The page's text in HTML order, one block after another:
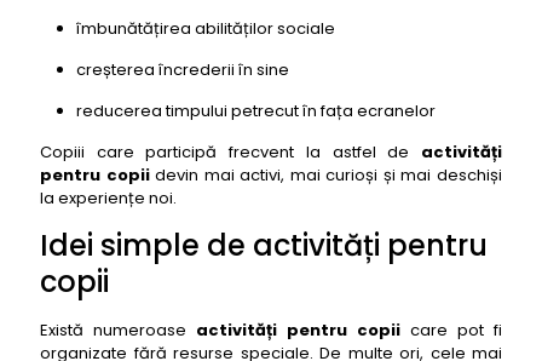
îmbunătățirea abilităților sociale
creșterea încrederii în sine
reducerea timpului petrecut în fața ecranelor
Copiii care participă frecvent la astfel de activități
pentru copiidevin mai activi, mai curioși și mai deschiși
la experiențe noi.
Idei simple de activități pentru
copii
Există numeroase activități pentru copii care pot fi
organizate fără resurse speciale. De multe ori, cele mai